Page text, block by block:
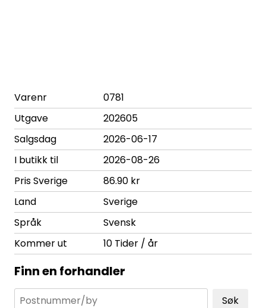
Varenr
0781
Utgave
202605
Salgsdag
2026-06-17
I butikk til
2026-08-26
Pris Sverige
86.90 kr
Land
Sverige
Språk
Svensk
Kommer ut
10 Tider / år
Finn en forhandler
Søk